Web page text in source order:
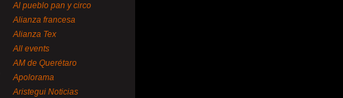
Al pueblo pan y circo
Alianza francesa
Alianza Tex
All events
AM de Querétaro
Apolorama
Aristegui Noticias